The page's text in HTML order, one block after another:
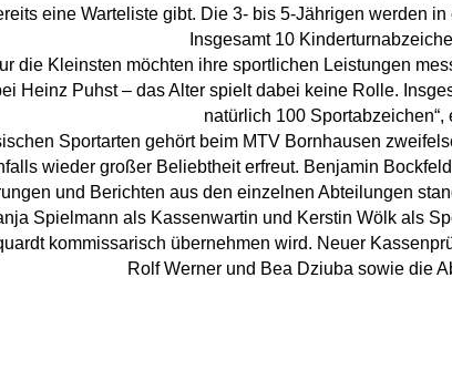
eine Warteliste gibt. Die 3- bis 5-Jährigen werden
Insgesamt 10
die Kleinsten möchten ihre sportlichen Leistungen
Heinz Puhst – das Alter spielt dabei keine Rolle.
natürlich 100
Sportarten gehört beim MTV Bornhausen
wieder großer Beliebtheit erfreut. Benjamin
und Berichten aus den einzelnen Abteilungen
Spielmann als Kassenwartin und Kerstin Wölk als
kommissarisch übernehmen wird. Neuer
Rolf Werner und Bea Dziuba sowie die